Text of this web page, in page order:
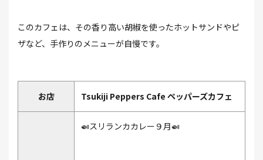
このカフェは、その香り高い胡椒を使ったホットサンドやピ
ザなど、手作りのメニューが自慢です。
お店 Tsukiji Peppers Cafe ペッパーズカフェ
🍛スリランカカレー９月🍛